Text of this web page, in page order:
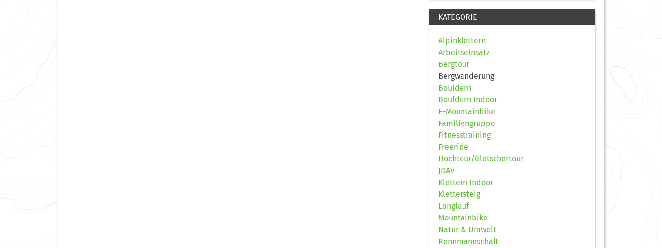
KATEGORIE
Alpinklettern
Arbeitseinsatz
Bergtour
Bergwanderung
Bouldern
Bouldern Indoor
E-Mountainbike
Familiengruppe
Fitnesstraining
Freeride
Hochtour/Gletschertour
JDAV
Klettern Indoor
Klettersteig
Langlauf
Mountainbike
Natur & Umwelt
Rennmannschaft